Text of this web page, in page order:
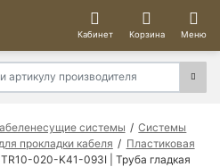
Кабинет Корзина Меню
системы
Системы
прокладки кабеля
Пластиковая
020-K41-093I | Труба гладкая